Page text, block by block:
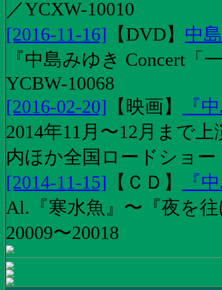
／YCXW-10010
[2016-11-16] 【DVD】 中
『中島みゆき Concert
YCBW-10068
[2016-02-20] 【 映画】
『
2014年11月〜12月まで
内ほか全国ロードショー
[2014-11-15] 【 ＣＤ 】
『
Al.『寒水魚』〜『夜を
20009〜20018